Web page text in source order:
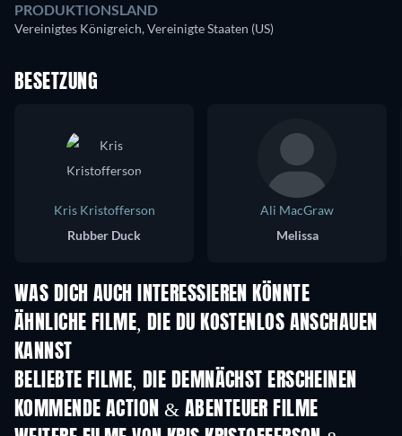
PRODUKTIONSLAND
Vereinigtes Königreich, Vereinigte Staaten (US)
BESETZUNG
Kris Kristofferson
Rubber Duck
Ali MacGraw
Melissa
WAS DICH AUCH INTERESSIEREN KÖNNTE
ÄHNLICHE FILME, DIE DU KOSTENLOS ANSCHAUEN
KANNST
BELIEBTE FILME, DIE DEMNÄCHST ERSCHEINEN
KOMMENDE ACTION & ABENTEUER FILME